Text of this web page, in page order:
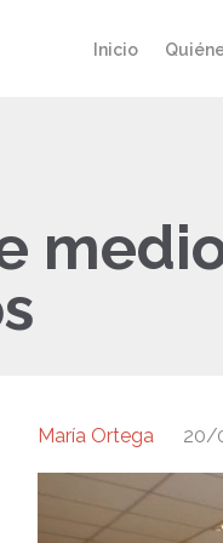
Inicio
María Ortega 20/